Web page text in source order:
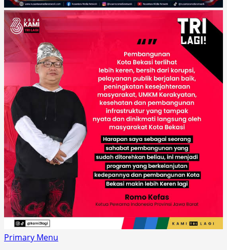
Primary Menu